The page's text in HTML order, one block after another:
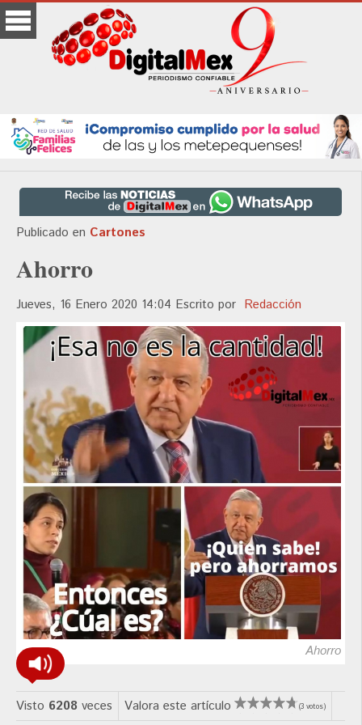
Publicado en Cartones
Ahorro
Jueves, 16 Enero 2020 14:04 Escrito por Redacción
Ahorro
Visto 6208 veces Valora este artículo (3 votos)